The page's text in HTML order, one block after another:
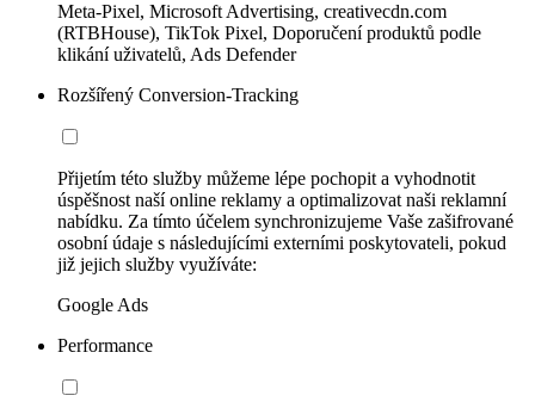
Meta-Pixel, Microsoft Advertising, creativecdn.com
(RTBHouse), TikTok Pixel, Doporučení produktů podle
klikání uživatelů, Ads Defender
Rozšířený Conversion-Tracking
Přijetím této služby můžeme lépe pochopit a vyhodnotit
úspěšnost naší online reklamy a optimalizovat naši reklamní
nabídku. Za tímto účelem synchronizujeme Vaše zašifrované
osobní údaje s následujícími externími poskytovateli, pokud
již jejich služby využíváte:
Google Ads
Performance